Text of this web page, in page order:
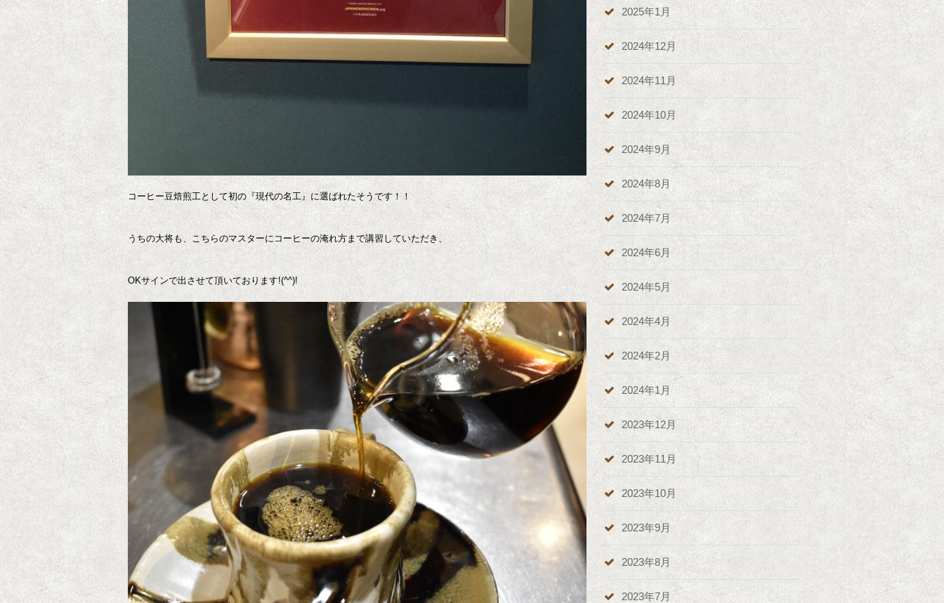
コーヒー豆焙煎工として初の『現代の名工』に選ばれたそうです！！
うちの大将も、こちらのマスターにコーヒーの淹れ方まで講習していただき、
OKサインで出させて頂いております!(^^)!
2025年1月
2024年12月
2024年11月
2024年10月
2024年9月
2024年8月
2024年7月
2024年6月
2024年5月
2024年4月
2024年2月
2024年1月
2023年12月
2023年11月
2023年10月
2023年9月
2023年8月
2023年7月